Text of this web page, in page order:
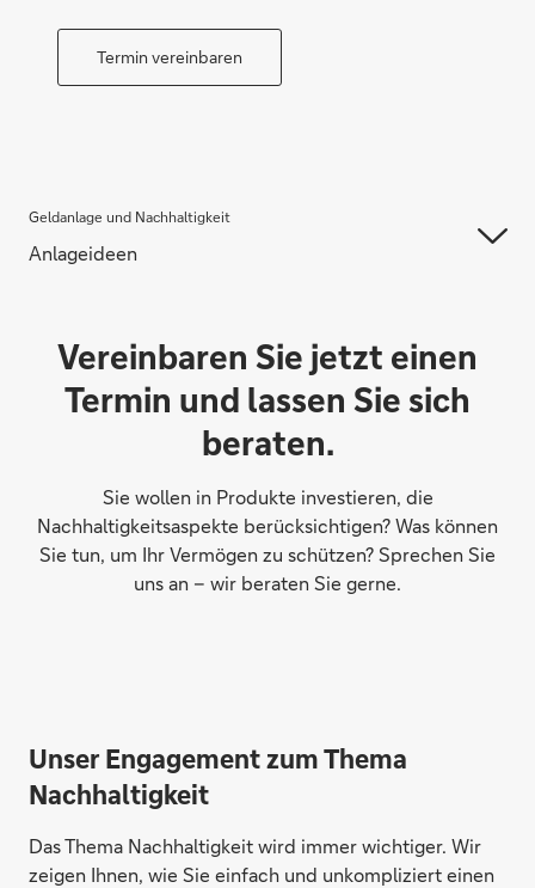
Termin vereinbaren
Geldanlage und Nachhaltigkeit
Anlageideen
Vereinbaren Sie jetzt einen
Termin und lassen Sie sich
beraten.
Sie wollen in Produkte investieren, die
Nachhaltigkeitsaspekte berücksichtigen? Was können
Sie tun, um Ihr Vermögen zu schützen? Sprechen Sie
uns an – wir beraten Sie gerne.
Unser Engagement zum Thema
Nachhaltigkeit
Das Thema Nachhaltigkeit wird immer wichtiger. Wir
zeigen Ihnen, wie Sie einfach und unkompliziert einen